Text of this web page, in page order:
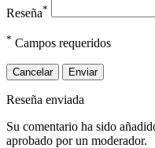
Reseña*
* Campos requeridos
Cancelar Enviar
Reseña enviada
Su comentario ha sido
aprobado por un moderador.